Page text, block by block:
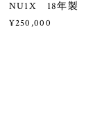
NU1X 18年製
¥250,000